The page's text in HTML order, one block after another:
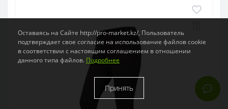
Оставаясь на Сайте http://pro-market.kz/, Пользователь
подтверждает свое согласие на использование файлов cookie
в соответствии с настоящим соглашением в отношении
данного типа файлов. Подробнее
Принять